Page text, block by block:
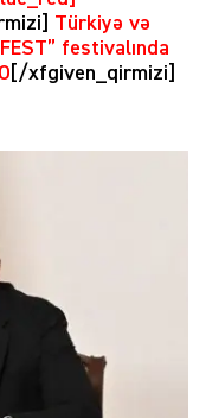
Türkiyə və
festivalında
[/xfgiven_qirmizi]